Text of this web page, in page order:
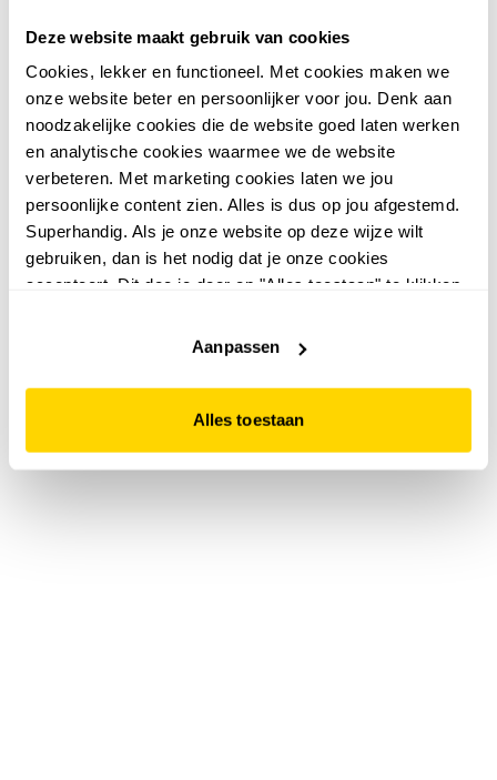
Deze website maakt gebruik van cookies
Cookies, lekker en functioneel. Met cookies maken we
onze website beter en persoonlijker voor jou. Denk aan
noodzakelijke cookies die de website goed laten werken
en analytische cookies waarmee we de website
verbeteren. Met marketing cookies laten we jou
persoonlijke content zien. Alles is dus op jou afgestemd.
Superhandig. Als je onze website op deze wijze wilt
gebruiken, dan is het nodig dat je onze cookies
accepteert. Dit doe je door op "Alles toestaan" te klikken.
website niet optimaal functioneert.
Aanpassen
Alles toestaan